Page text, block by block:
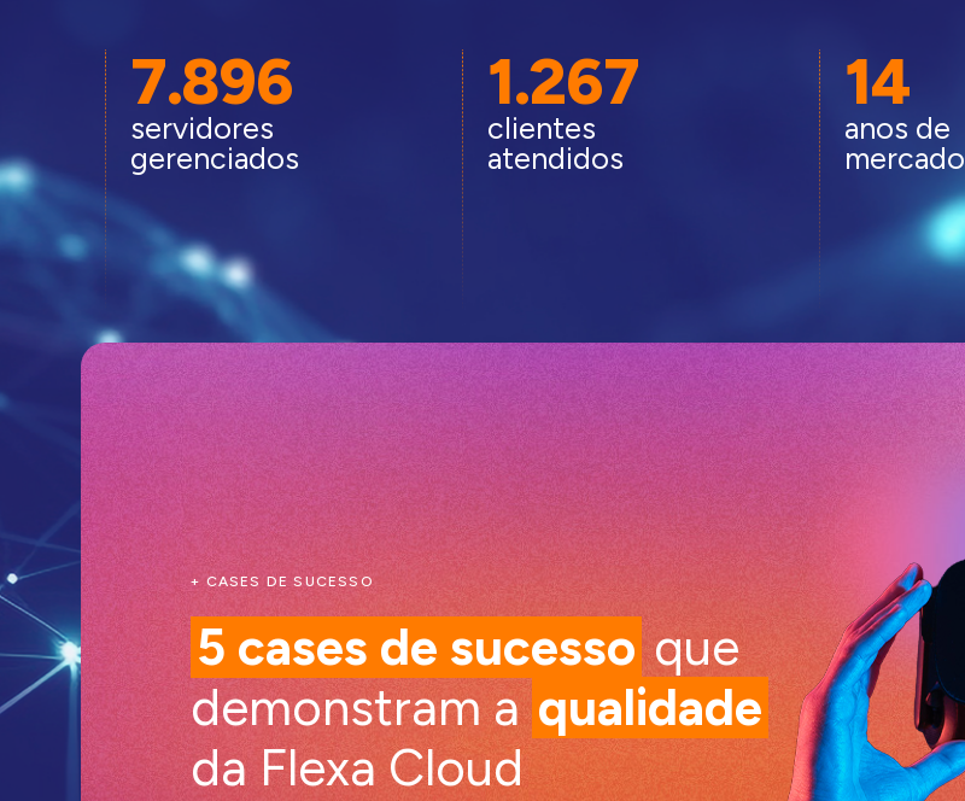
7.896
servidores
gerenciados
1.267
clientes
atendidos
14
anos de
mercado
+ CASES DE SUCESSO
5 cases de sucessoque
demonstram aqualidade
da Flexa Cloud